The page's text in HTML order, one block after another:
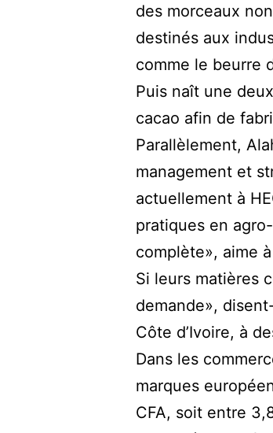
des morceaux
destinés aux
comme le beurre
Puis naît une
cacao afin de
Parallèlement,
management et
actuellement à
pratiques en
complète», aime
Si leurs matières
demande»,
Côte d’Ivoire, à
Dans les
marques
CFA, soit entre